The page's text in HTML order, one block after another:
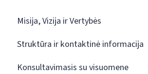
Misija, Vizija ir Vertybės
Struktūra ir kontaktinė informacija
Konsultavimasis su visuomene